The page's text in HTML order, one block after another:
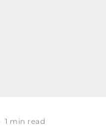
1 min read